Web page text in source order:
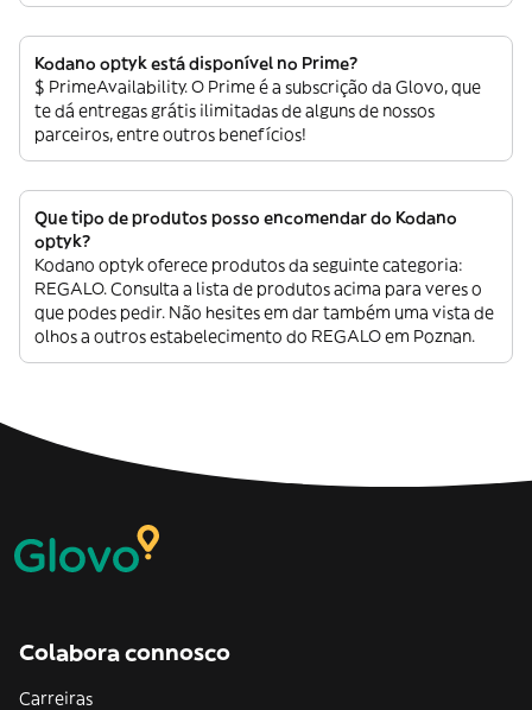
Kodano optyk está disponível no Prime?
$ PrimeAvailability. O Prime é a subscrição da Glovo, que
te dá entregas grátis ilimitadas de alguns de nossos
parceiros, entre outros benefícios!
Que tipo de produtos posso encomendar do Kodano
optyk?
Kodano optyk oferece produtos da seguinte categoria:
REGALO. Consulta a lista de produtos acima para veres o
que podes pedir. Não hesites em dar também uma vista de
olhos a outros estabelecimento do REGALO em Poznan.
Colabora connosco
Carreiras